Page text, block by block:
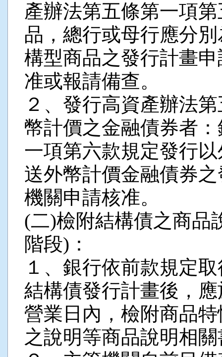
產辦法第五條第一項
品，總行或母行應分
構型商品之發行計畫
准或報請備查。
２、發行高資產辦法
幣計價之金融債券者
一項第六款規定發行
送外幣計價金融債券
機關申請核准。
(二)檢附結構債之商品
階段)：
１、銀行依前款規定
結構債發行計畫後，
營業日內，檢附商品
之說明等商品說明相